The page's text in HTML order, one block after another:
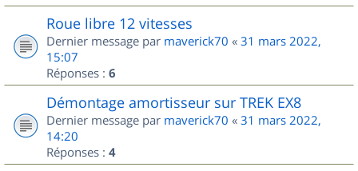
Roue libre 12 vitesses
Dernier message par maverick70 « 31 mars 2022,
15:07
Réponses : 6
Démontage amortisseur sur TREK EX8
Dernier message par maverick70 « 31 mars 2022,
14:20
Réponses : 4